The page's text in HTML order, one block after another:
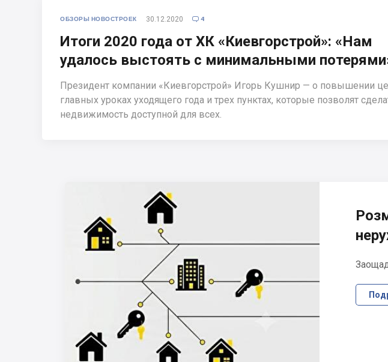
ОБЗОРЫ НОВОСТРОЕК 30.12.2020  4
Итоги 2020 года от ХК «Киевгорстрой»: «Нам
удалось выстоять с минимальными
Президент компании «Киевгорстрой» Игорь Кушнир — о повышении
главных уроках уходящего года и трех пунктах, которые позволят
недвижимость доступной для всех.